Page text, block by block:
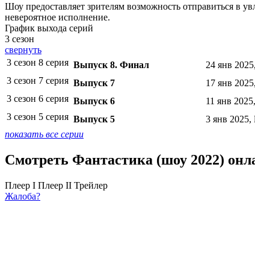
Шоу предоставляет зрителям возможность отправиться в
невероятное исполнение.
График выхода серий
3 сезон
свернуть
3 сезон 8 серия Выпуск 8. Финал 24 янв
3 сезон 7 серия Выпуск 7 17 янв
3 сезон 6 серия Выпуск 6 11 янв
3 сезон 5 серия Выпуск 5 3 янв 2025,
показать все серии
Смотреть Фантастика (шоу 2022)
Плеер I Плеер II Трейлер
Жалоба?